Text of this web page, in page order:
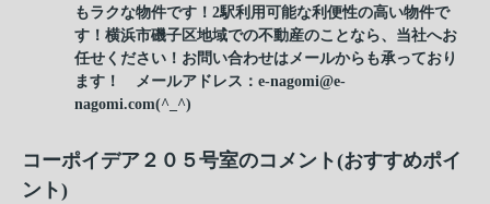
もラクな物件です！2駅利用可能な利便性の高い物件で
す！横浜市磯子区地域での不動産のことなら、当社へお
任せください！お問い合わせはメールからも承っており
ます！ メールアドレス：e-nagomi@e-
nagomi.com(^_^)
コーポイデア２０５号室のコメント(おすすめポイ
ント)